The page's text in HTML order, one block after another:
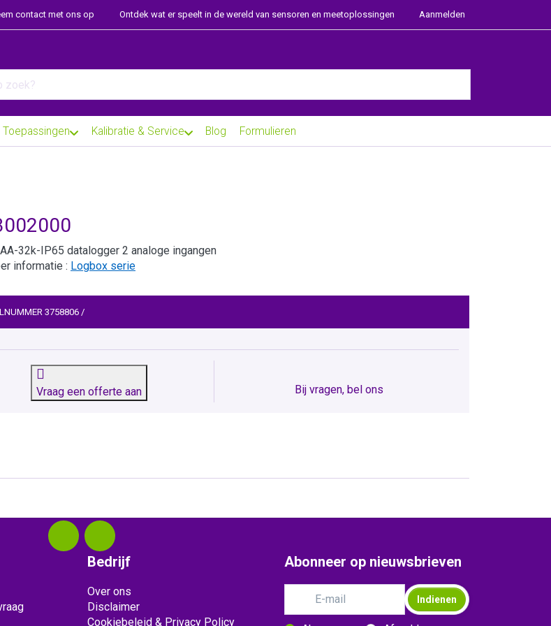
contact met ons op Ontdek wat er speelt in de wereld van sensoren en meetoplossingen Aanmelden
Toepassingen Kalibratie & Service Blog Formulieren
32k-IP65 datalogger 2 analoge ingangen
informatie : Logbox serie
3758806 /
Vraag een offerte aan Bij vragen, bel ons
Bedrijf
Over ons
Disclaimer
Cookiebeleid & Privacy Policy
Abonneer op nieuwsbrieven
Indienen